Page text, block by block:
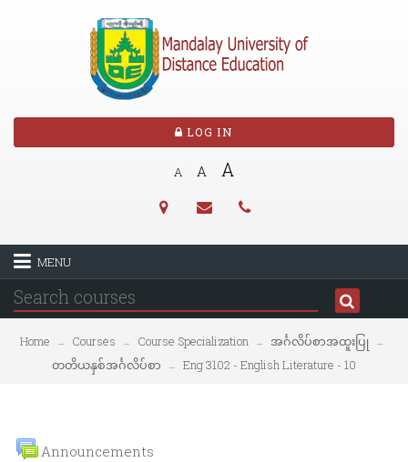
LOG IN
A A A
MENU
Home → Courses → Course Specialization → အင်္ဂလိပ်စာအထူးပြု →
တတိယနှစ်အင်္ဂလိပ်စာ → Eng 3102 - English Literature - 10
Announcements